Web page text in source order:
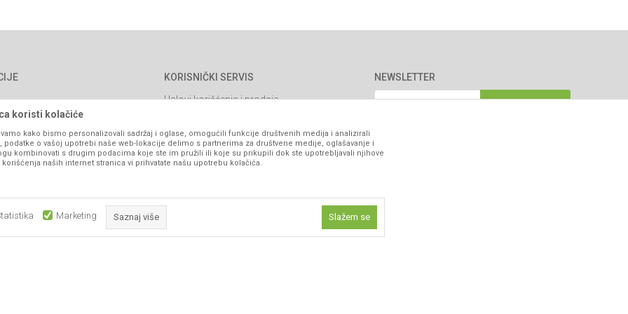
KORISNIČKI SERVIS
Uslovi korišćenja i prodaje
Kako kupiti
Isporuka
Pravo na odustajanje
Povraćaj sredstava
NEWSLETTER
Prijavite se
VIBER I SMS NEWSLETTER
koristi kolačiće
kako bismo personalizovali sadržaj i oglase, omogućili funkcije društvenih medija i analizirali
podatke o vašoj upotrebi naše web-lokacije delimo s partnerima za društvene medije, oglašavanje i
kombinovati s drugim podacima koje ste im pružili ili koje su prikupili dok ste upotrebljavali njihove
korišćenja naših internet stranica vi prihvatate našu upotrebu kolačića.
Marketing Saznaj više Slažem se